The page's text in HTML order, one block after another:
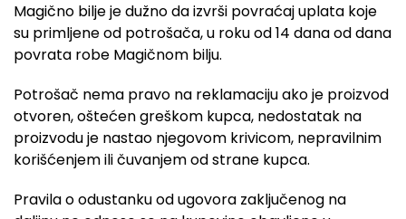
Magično bilje je dužno da izvrši povraćaj uplata koje
su primljene od potrošača, u roku od 14 dana od dana
povrata robe Magičnom bilju.
Potrošač nema pravo na reklamaciju ako je proizvod
otvoren, oštećen greškom kupca, nedostatak na
proizvodu je nastao njegovom krivicom, nepravilnim
korišćenjem ili čuvanjem od strane kupca.
Pravila o odustanku od ugovora zaključenog na